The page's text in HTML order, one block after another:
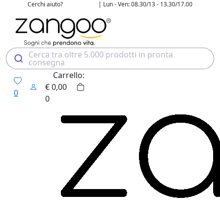
Cerchi aiuto? | Lun - Ven: 08.30/13 - 13.30/17.00
Cerca tra oltre 5.000 prodotti in pronta
consegna
0
Carrello:
€0,00
0